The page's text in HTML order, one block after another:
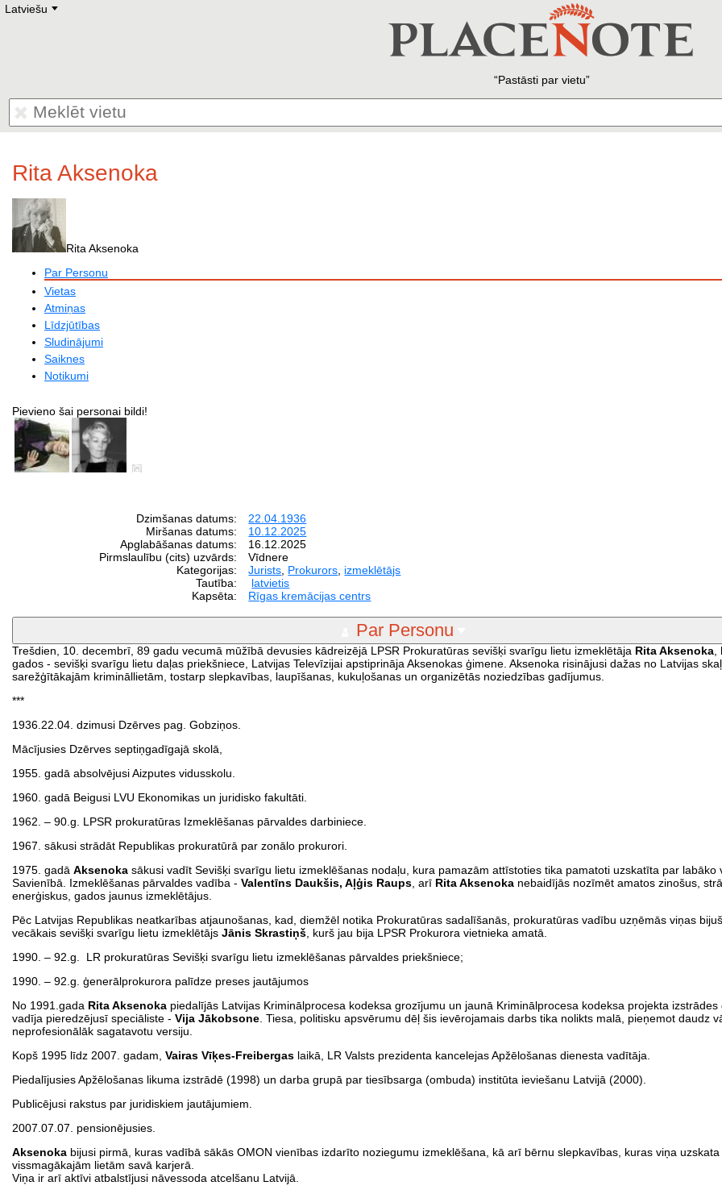
Latviešu E
Deutsch
Polski
Hebrew
Pastāsti par vietu
Rita Aksenoka
Rita Aksenoka
Par Personu
Vietas
Atmiņas
Līdzjūtības
Sludinājumi
Saiknes
Notikumi
Pievieno šai personai bildi!
Dzimšanas datums:
22.04.1936
Miršanas datums:
10.12.2025
Apglabāšanas datums:
16.12.2025
Pirmslaulību (cits) uzvārds:
Vīdnere
Kategorijas:
Jurists Prokurors izmeklētājs
Tautība:
latvietis
Kapsēta:
Rīgas kremācijas centrs
Par Personu
Trešdien, 10. decembrī, 89 gadu vecumā mūžībā devusies kādreizējā LPSR Prokuratūras sevišķi svarīgu lietu izmeklētāja Rita Aksenoka
gados - sevišķi svarīgu lietu daļas priekšniece, Latvijas Televīzijai apstiprināja Aksenokas ģimene. Aksenoka risinājusi dažas no Latvijas
sarežģītākajām krimināllietām, tostarp slepkavības, laupīšanas, kukuļošanas un organizētās noziedzības gadījumus.
***
1936.22.04. dzimusi Dzērves pag. Gobziņos.
Mācījusies Dzērves septiņgadīgajā skolā,
1955. gadā absolvējusi Aizputes vidusskolu.
1960. gadā Beigusi LVU Ekonomikas un juridisko fakultāti.
1962. – 90.g. LPSR prokuratūras Izmeklēšanas pārvaldes darbiniece.
1967. sākusi strādāt Republikas prokuratūrā par zonālo prokurori.
1975. gadā Aksenoka sākusi vadīt Sevišķi svarīgu lietu izmeklēšanas nodaļu, kura pamazām attīstoties tika pamatoti uzskatīta par labāko
Savienībā. Izmeklēšanas pārvaldes vadība - Valentīns Daukšis, Aļģis Raups , arī Rita Aksenoka nebaidījās nozīmēt amatos zinošus,
enerģiskus, gados jaunus izmeklētājus.
Pēc Latvijas Republikas neatkarības atjaunošanas, kad, diemžēl notika Prokuratūras sadalīšanās, prokuratūras vadību uzņēmās viņas
vecākais sevišķi svarīgu lietu izmeklētājs Jānis Skrastiņš , kurš jau bija LPSR Prokurora vietnieka amatā.
1990. – 92.g. LR prokuratūras Sevišķi svarīgu lietu izmeklēšanas pārvaldes priekšniece;
1990. – 92.g. ģenerālprokurora palīdze preses jautājumos
No 1991.gada Rita Aksenoka piedalījās Latvijas Kriminālprocesa kodeksa grozījumu un jaunā Kriminālprocesa kodeksa projekta izstrādes
vadīja pieredzējusī speciāliste - Vija Jākobsone . Tiesa, politisku apsvērumu dēļ šis ievērojamais darbs tika nolikts malā, pieņemot daudz
neprofesionālāk sagatavotu versiju.
Kopš 1995 līdz 2007. gadam, Vairas Vīķes-Freibergas laikā, LR Valsts prezidenta kancelejas Apžēlošanas dienesta vadītāja.
Piedalījusies Apžēlošanas likuma izstrādē (1998) un darba grupā par tiesībsarga (ombuda) institūta ieviešanu Latvijā (2000).
Publicējusi rakstus par juridiskiem jautājumiem.
2007.07.07. pensionējusies.
Aksenoka bijusi pirmā, kuras vadībā sākās OMON vienības izdarīto noziegumu izmeklēšana, kā arī bērnu slepkavības, kuras viņa
vissmagākajām lietām savā karjerā.
Viņa ir arī aktīvi atbalstījusi nāvessoda atcelšanu Latvijā.